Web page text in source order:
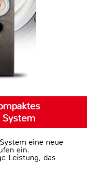
eine neue
ein.
Leistung, das